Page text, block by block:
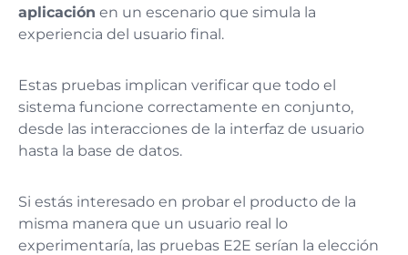
aplicación en un escenario que simula la
experiencia del usuario final.
Estas pruebas implican verificar que todo el
sistema funcione correctamente en conjunto,
desde las interacciones de la interfaz de usuario
hasta la base de datos.
Si estás interesado en probar el producto de la
misma manera que un usuario real lo
experimentaría, las pruebas E2E serían la elección